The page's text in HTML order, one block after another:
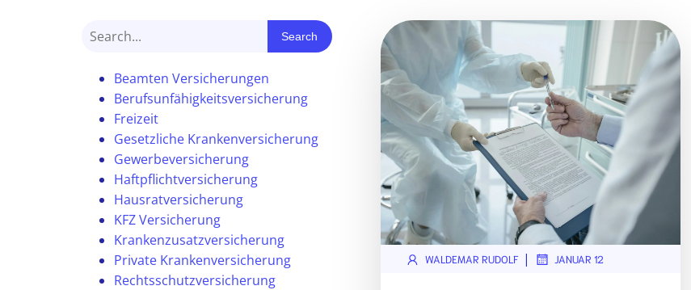
Search
Beamten Versicherungen
Berufsunfähigkeitsversicherung
Freizeit
Gesetzliche Krankenversicherung
Gewerbeversicherung
Haftpflichtversicherung
Hausratversicherung
KFZ Versicherung
Krankenzusatzversicherung
Private Krankenversicherung
Rechtsschutzversicherung
WALDEMAR RUDOLF | JANUAR 12